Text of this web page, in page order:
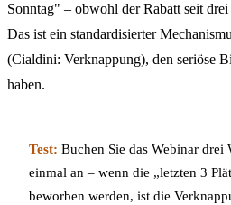
Sonntag" – obwohl der Rabatt seit
Das ist ein standardisierter
(Cialdini: Verknappung), den seriöse
haben.
Test: Buchen Sie das Webinar drei
einmal an – wenn die „letzten 3
beworben werden, ist die